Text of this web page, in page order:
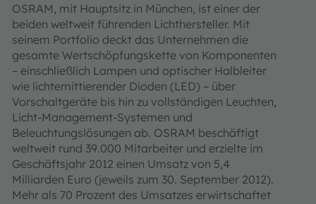
OSRAM, mit Hauptsitz in München, ist einer der
beiden weltweit führenden Lichthersteller. Mit
seinem Portfolio deckt das Unternehmen die
gesamte Wertschöpfungskette von Komponenten
– einschließlich Lampen und optischer Halbleiter
wie lichtemittierender Dioden (LED) – über
Vorschaltgeräte bis hin zu vollständigen Leuchten,
Licht-Management-Systemen und
Beleuchtungslösungen ab. OSRAM beschäftigt
weltweit rund 39.000 Mitarbeiter und erzielte im
Geschäftsjahr 2012 einen Umsatz von 5,4
Milliarden Euro (jeweils zum 30. September 2012).
Mehr als 70 Prozent des Umsatzes erwirtschaftet